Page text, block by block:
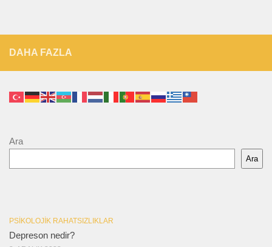
DAHA FAZLA
Ara
Ara
PSIKOLOJIK RAHATSIZLIKLAR
Depreson nedir?